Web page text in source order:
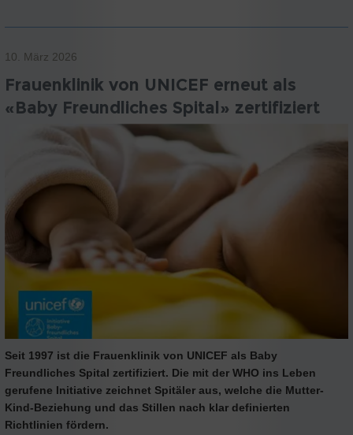
10. März 2026
Frauenklinik von UNICEF erneut als
«Baby Freundliches Spital» zertifiziert
Seit 1997 ist die Frauenklinik von UNICEF als Baby
Freundliches Spital zertifiziert. Die mit der WHO ins Leben
gerufene Initiative zeichnet Spitäler aus, welche die Mutter-
Kind-Beziehung und das Stillen nach klar definierten
Richtlinien fördern.